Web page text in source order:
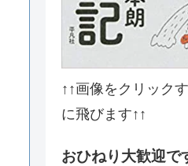
↑↑画像をクリック
に飛びます↑↑
おひねり大歓迎で